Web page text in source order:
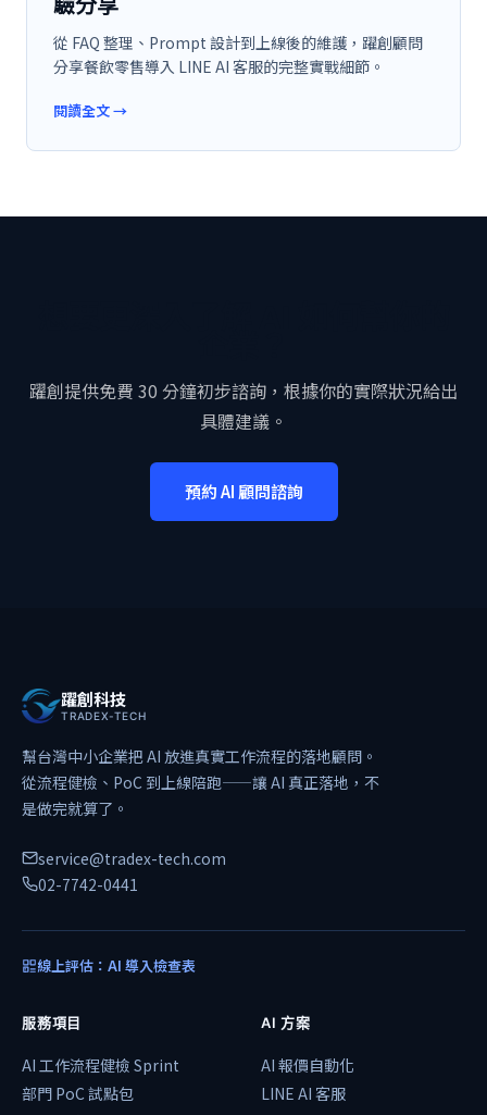
驗分享
從 FAQ 整理、Prompt 設計到上線後的維護，躍創顧問
分享餐飲零售導入 LINE AI 客服的完整實戰細節。
閱讀全文→
躍創提供免費 30 分鐘初步諮詢，根據你的實際狀況給出
具體建議。
預約 AI 顧問諮詢
躍創科技
TRADEX-TECH
幫台灣中小企業把 AI 放進真實工作流程的落地顧問。
從流程健檢、PoC 到上線陪跑——讓 AI 真正落地，不
是做完就算了。
service@tradex-tech.com
02-7742-0441
線上評估：AI 導入檢查表
服務項目
AI 工作流程健檢 Sprint
部門 PoC 試點包
AI 方案
AI 報價自動化
LINE AI 客服